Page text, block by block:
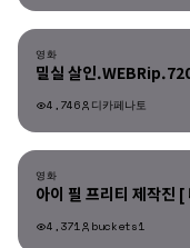
영화
영화
밀실 살인
4,746 디카페나토
영화
영화
아이 필 프리티 제작진
4,371 buckets1